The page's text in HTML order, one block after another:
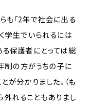
も「2年で社会に出る
学生でいられるには
る保護者にとっては総
制の方がうちの子に
が分かりました。（も
れることもありまし